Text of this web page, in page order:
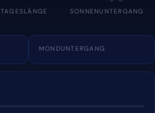
TAGESLÄNGE SONNENUNTERGANG
MONDUNTERGANG